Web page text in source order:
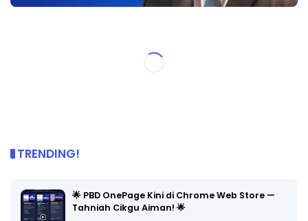
TRENDING!
🌟 PBD OnePage Kini di Chrome Web Store —
Tahniah Cikgu Aiman! 🌟